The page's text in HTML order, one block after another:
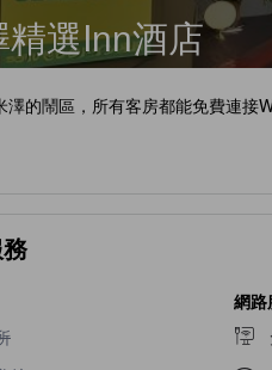
選Inn酒店
澤的鬧區，所有客房都能免費連接
廁所
網路